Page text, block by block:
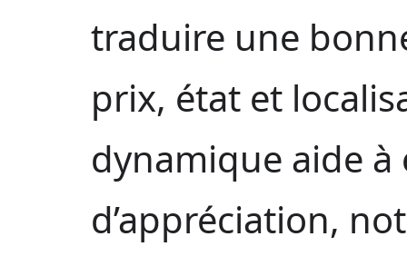
traduire une
prix, état et
dynamique aide
d’appréciation,